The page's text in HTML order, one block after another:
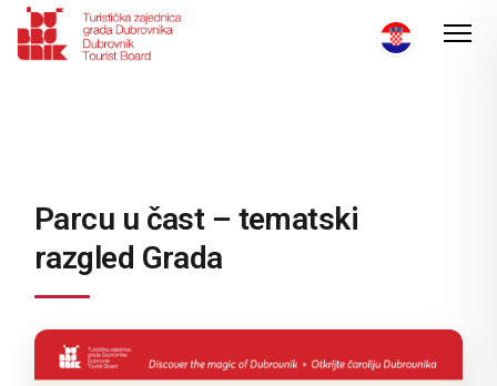
Parcu u čast – tematski
razgled Grada